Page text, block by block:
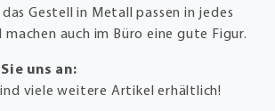
Gestell in Metall passen in jedes
machen auch im Büro eine gute Figur.
uns an:
viele weitere Artikel erhältlich!